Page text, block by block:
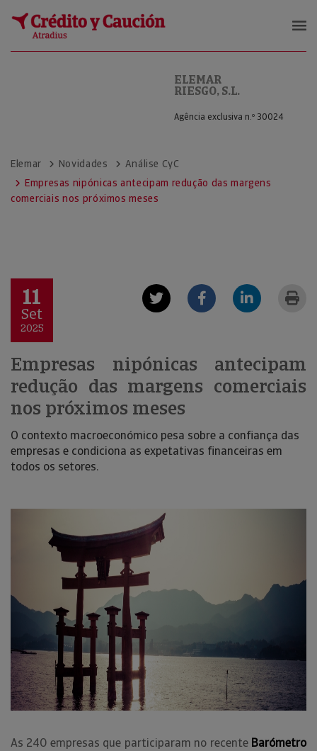
ELEMAR RIESGO, S.L.
ELEMAR
RIESGO, S.L.
Agência exclusiva n.º 30024
Elemar Novidades
Análise CyC
Empresas nipónicas antecipam redução das margens
comerciais nos próximos meses
11
Set
2025
Empresas nipónicas antecipam
redução das margens comerciais
nos próximos meses
O contexto macroeconómico pesa sobre a confiança das
empresas e condiciona as expetativas financeiras em
todos os setores.
As 240 empresas que participaram no recente Barómetro